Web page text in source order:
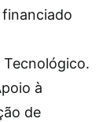
à
de